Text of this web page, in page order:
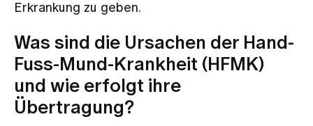
Jobs & Karriere
Kontakt
Erkrankung zu geben.
Was sind die Ursachen der Hand-
Fuss-Mund-Krankheit (HFMK)
und wie erfolgt ihre
Übertragung?